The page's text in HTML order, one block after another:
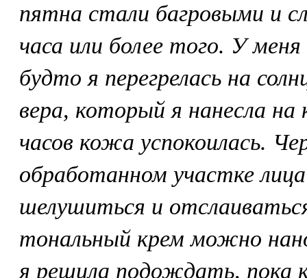
пятна стали багровыми и
часа или более того. У
будто я перегрелась на
вера, который я нанесла на
часов кожа успокоилась.
обработанном участке
шелушиться и
тональный крем можно
я решила подождать, пока